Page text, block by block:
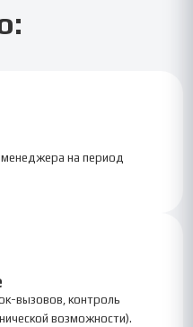
на период
вызовов, контроль
возможности).